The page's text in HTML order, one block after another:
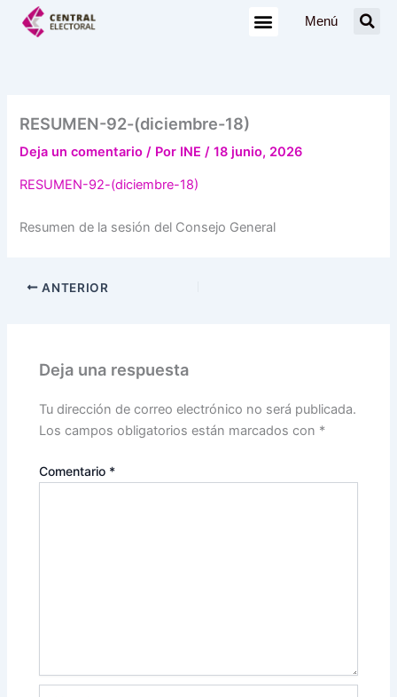
Menú
RESUMEN-92-(diciembre-18)
Deja un comentario / Por INE/18 junio, 2026
RESUMEN-92-(diciembre-18)
Resumen de la sesión del Consejo General
ANTERIOR
Deja una respuesta
Tu dirección de correo electrónico no será publicada.
Los campos obligatorios están marcados con *
Comentario *